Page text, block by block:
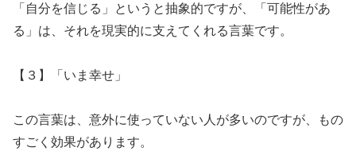
​「自分を信じる」というと抽象的ですが、「可能性があ
る」は、それを現実的に支えてくれる言葉です。
​【３】「いま幸せ」
​この言葉は、意外に使っていない人が多いのですが、もの
すごく効果があります。